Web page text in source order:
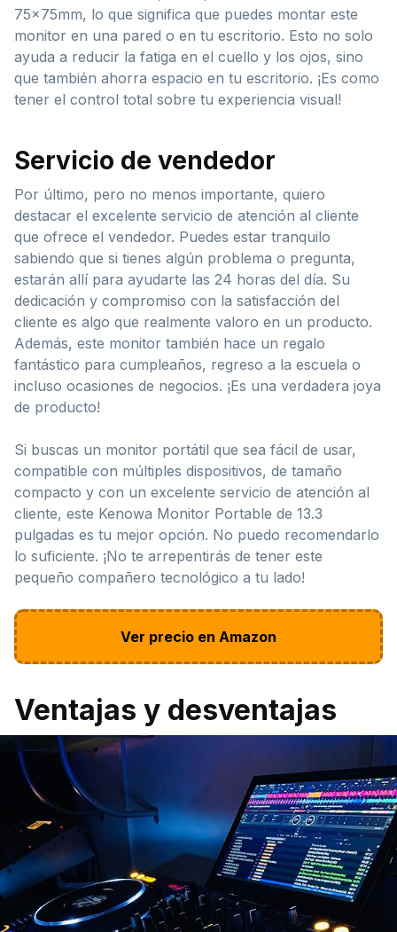
75x75mm, lo que significa que puedes montar este
monitor en una pared o en tu escritorio. Esto no solo
ayuda a reducir la fatiga en el cuello y los ojos, sino
que también ahorra espacio en tu escritorio. ¡Es como
tener el control total sobre tu experiencia visual!
Servicio de vendedor
Por último, pero no menos importante, quiero
destacar el excelente servicio de atención al cliente
que ofrece el vendedor. Puedes estar tranquilo
sabiendo que si tienes algún problema o pregunta,
estarán allí para ayudarte las 24 horas del día. Su
dedicación y compromiso con la satisfacción del
cliente es algo que realmente valoro en un producto.
Además, este monitor también hace un regalo
fantástico para cumpleaños, regreso a la escuela o
incluso ocasiones de negocios. ¡Es una verdadera joya
de producto!
Si buscas un monitor portátil que sea fácil de usar,
compatible con múltiples dispositivos, de tamaño
compacto y con un excelente servicio de atención al
cliente, este Kenowa Monitor Portable de 13.3
pulgadas es tu mejor opción. No puedo recomendarlo
lo suficiente. ¡No te arrepentirás de tener este
pequeño compañero tecnológico a tu lado!
Ver precio en Amazon
Ventajas y desventajas